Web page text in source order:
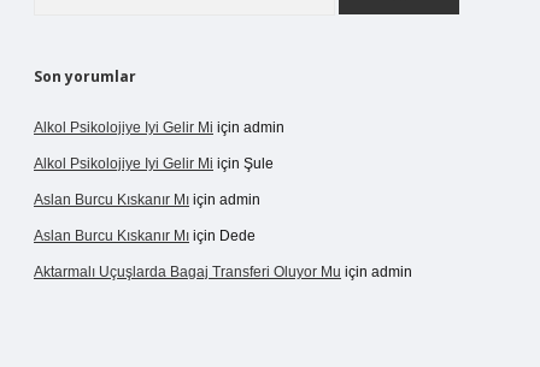
Son yorumlar
Alkol Psikolojiye Iyi Gelir Mi için admin
Alkol Psikolojiye Iyi Gelir Mi için Şule
Aslan Burcu Kıskanır Mı için admin
Aslan Burcu Kıskanır Mı için Dede
Aktarmalı Uçuşlarda Bagaj Transferi Oluyor Mu için admin